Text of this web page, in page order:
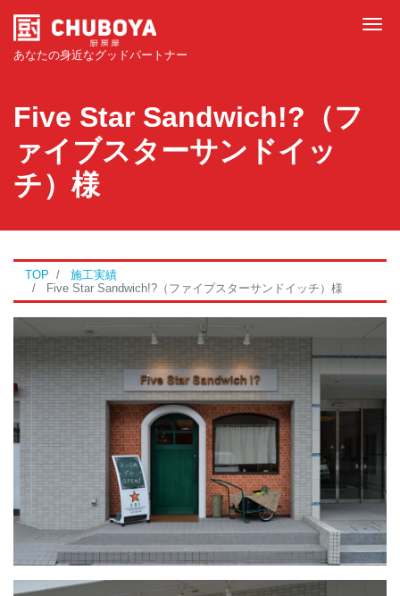
あなたの身近なグッドパートナー
Five Star Sandwich!?（フ
ァイブスターサンドイッ
チ）様
TOP
施工実績
Five Star Sandwich!?（ファイブスターサンドイッチ）様